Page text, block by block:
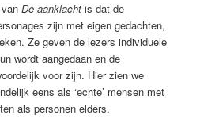
vanDe aanklacht is dat de
zijn met eigen gedachten,
Ze geven de lezers individuele
wordt aangedaan en de
voor zijn. Hier zien we
eens als ‘echte’ mensen met
als personen elders.